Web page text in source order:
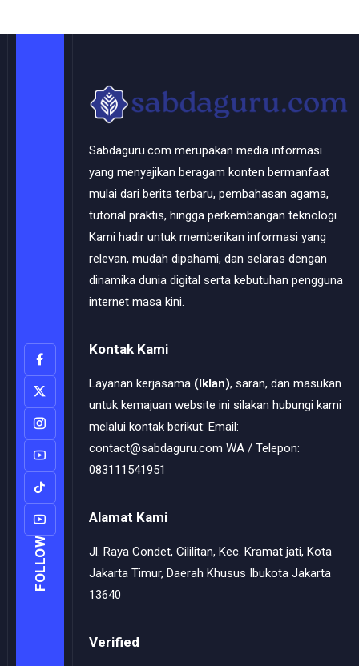
FOLLOW
Sabdaguru.com merupakan media informasi
yang menyajikan beragam konten bermanfaat
mulai dari berita terbaru, pembahasan agama,
tutorial praktis, hingga perkembangan teknologi.
Kami hadir untuk memberikan informasi yang
relevan, mudah dipahami, dan selaras dengan
dinamika dunia digital serta kebutuhan pengguna
internet masa kini.
Kontak Kami
Layanan kerjasama (Iklan), saran, dan masukan
untuk kemajuan website ini silakan hubungi kami
melalui kontak berikut: Email:
contact@sabdaguru.com WA / Telepon:
083111541951
Alamat Kami
Jl. Raya Condet, Cililitan, Kec. Kramat jati, Kota
Jakarta Timur, Daerah Khusus Ibukota Jakarta
13640
Verified